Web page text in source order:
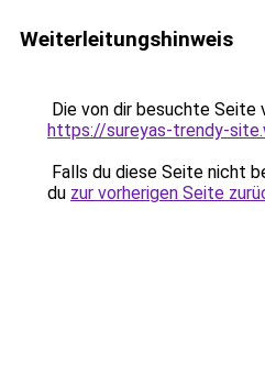
Weiterleitungshinweis
Die von dir besuchte Seite
https://sureyas-trendy-
Falls du diese Seite nicht
du zur vorherigen Seite